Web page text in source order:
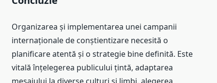
Organizarea și implementarea unei campanii
internaționale de conștientizare necesită o
planificare atentă și o strategie bine definită. Este
vitală înțelegerea publicului țintă, adaptarea